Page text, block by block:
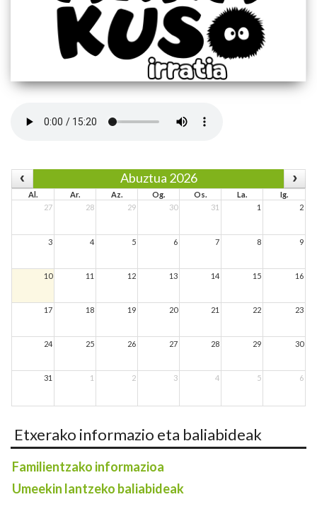
Abuztua 2026
Al. Ar. Az. Og. Os. La.
Ig.
27
28 29 30 31 1 2
3 4 5 6 7 8 9
10 11 12 13 14 15 16
17 18 19 20 21 22 23
24 25 26 27 28 29 30
31 1 2 3 4 5 6
Etxerako informazio eta baliabideak
Familientzako informazioa
Umeekin lantzeko baliabideak